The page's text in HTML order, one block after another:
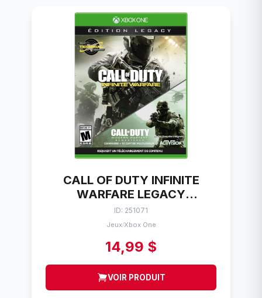
CALL OF DUTY INFINITE
WARFARE LEGACY
EDITION% MICROSOFT XBOX
ONE
ID: 251071
Jeux/Xbox One
14,99 $
VOIR PRODUIT